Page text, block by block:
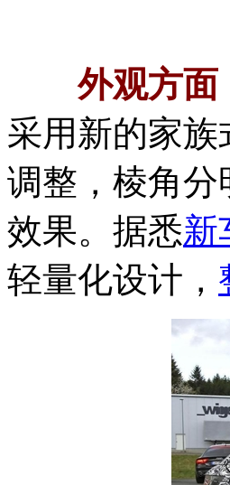
外观方面
采用新的家
调整，棱角
效果。据悉新
轻量化设计，